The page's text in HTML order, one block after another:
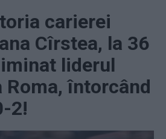
carierei
Cîrstea, la 36
liderul
Roma, întorcând
2!